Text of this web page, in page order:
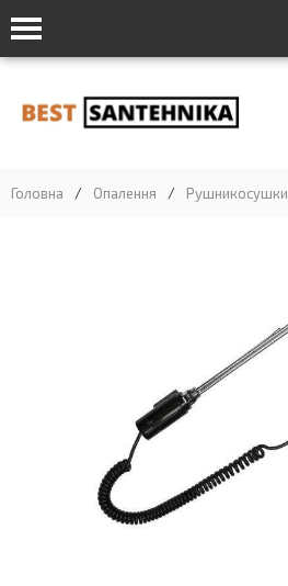
Головна / Опалення / Рушникосушки